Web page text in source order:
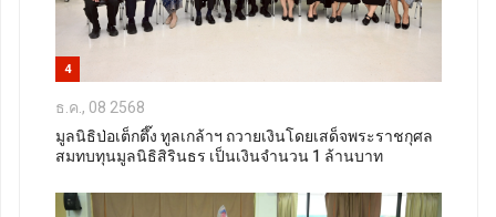
4
ธ.ค., 08 2568
มูลนิธิป่อเต็กตึ๊ง ทูลเกล้าฯ ถวายเงินโดยเสด็จพระราชกุศล
สมทบทุนมูลนิธิสิรินธร เป็นเงินจำนวน 1 ล้านบาท